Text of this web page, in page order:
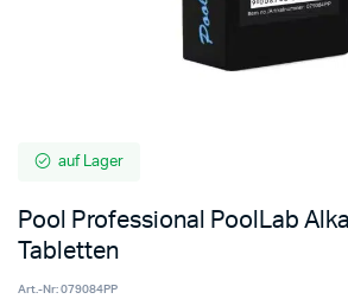
auf Lager
Pool Professional PoolLab
Tabletten
Art.-Nr:079084PP